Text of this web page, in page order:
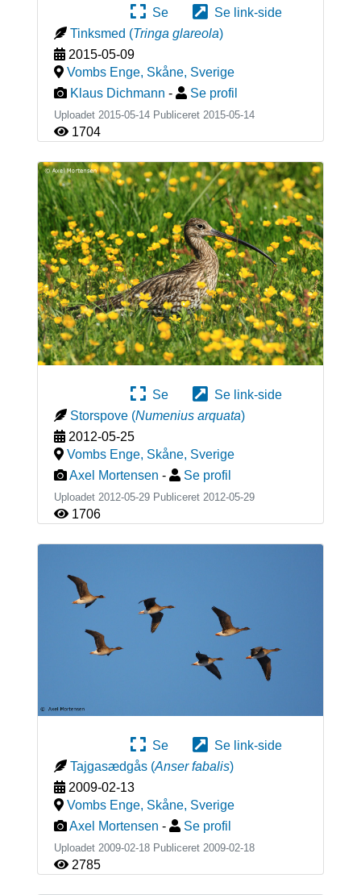
Se
Se link-side
Tinksmed (Tringa glareola)
2015-05-09
Vombs Enge, Skåne, Sverige
Klaus Dichmann - Se profil
Uploadet 2015-05-14 Publiceret 2015-05-14
1704
Se
Se link-side
Storspove (Numenius arquata)
2012-05-25
Vombs Enge, Skåne, Sverige
Axel Mortensen - Se profil
Uploadet 2012-05-29 Publiceret 2012-05-29
1706
Se
Se link-side
Tajgasædgås (Anser fabalis)
2009-02-13
Vombs Enge, Skåne, Sverige
Axel Mortensen - Se profil
Uploadet 2009-02-18 Publiceret 2009-02-18
2785